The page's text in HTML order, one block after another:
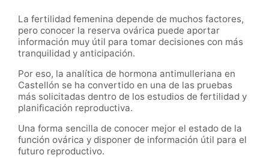
La fertilidad femenina depende de muchos factores,
pero conocer la reserva ovárica puede aportar
información muy útil para tomar decisiones con más
tranquilidad y anticipación.
Por eso, la analítica de hormona antimulleriana en
Castellón se ha convertido en una de las pruebas
más solicitadas dentro de los estudios de fertilidad y
planificación reproductiva.
Una forma sencilla de conocer mejor el estado de la
función ovárica y disponer de información útil para el
futuro reproductivo.